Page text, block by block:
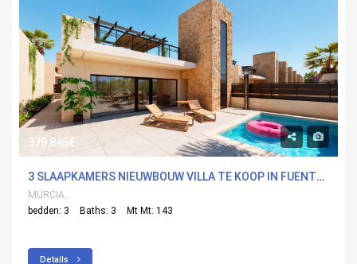
379,845€
3 SLAAPKAMERS NIEUWBOUW VILLA TE KOOP IN FUENTEALAMO, MURCIA
MURCIA,
bedden: 3
Baths: 3 Mt Mt: 143
Details